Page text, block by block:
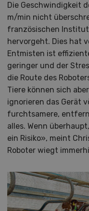
Die Geschwindigkeit
m/min nicht
französischen
hervorgeht. Dies hat
Entmisten ist
geringer und der
die Route des
Tiere können sich
ignorieren das Gerät
furchtsamere,
alles. Wenn
ein Risiko», meint
Roboter wiegt